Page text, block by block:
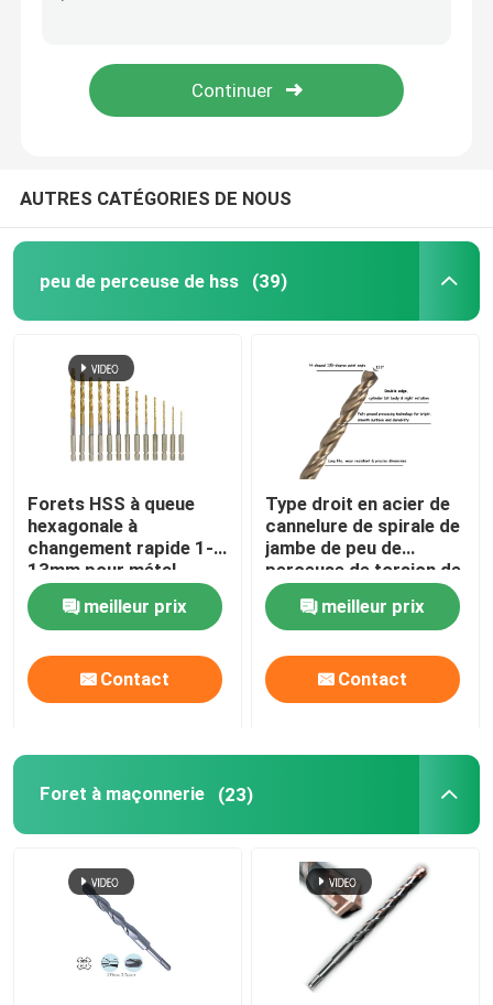
le CTT trouent a vu
Le trou a vu pour le travail du bois
Peu de noyau de diamant
lame de scie circulaire TCT
Outil abrasif
bits de routeur de menuiserie
AUTRES CATÉGORIES DE NOUS
peu de perceuse de hss (39)
Forets HSS à queue
hexagonale à
changement rapide 1-
13mm pour métal
meilleur prix
Contact
Type droit en acier de
cannelure de spirale de
jambe de peu de
perceuse de torsion de
HSS du cobalt M35
métriquemeilleur prix
Contact
Foret à maçonnerie (23)